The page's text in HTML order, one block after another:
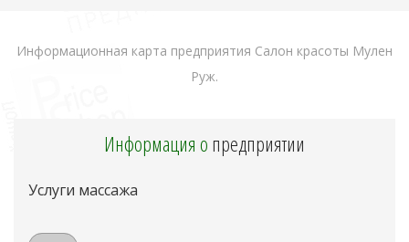
Информационная карта предприятия Салон красоты Мулен
Руж.
Информация опредприятии
Услуги массажа